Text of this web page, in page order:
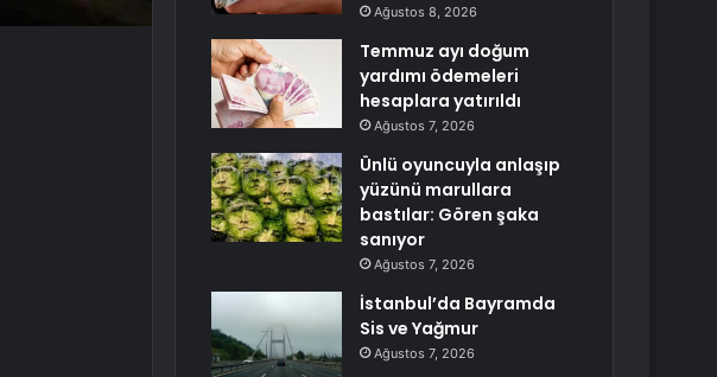
Ağustos 8, 2026
Temmuz ayı doğum
yardımı ödemeleri
hesaplara yatırıldı
Ağustos 7, 2026
Ünlü oyuncuyla anlaşıp
yüzünü marullara
bastılar: Gören şaka
sanıyor
Ağustos 7, 2026
İstanbul’da Bayramda
Sis ve Yağmur
Ağustos 7, 2026